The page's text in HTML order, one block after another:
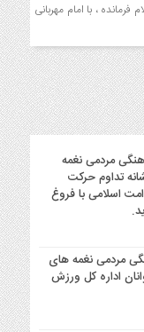
، با امام مهربانی
مردمی نغمه
تداوم حرکت
اسلامی با فروغ
مردمی نغمه های
اداره کل ورزش